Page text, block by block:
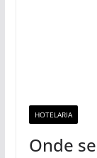
HOTELARIA
Onde